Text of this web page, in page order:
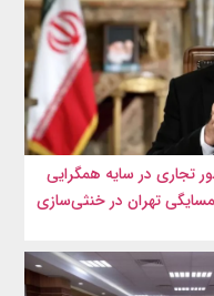
تجاری در سایه همگرایی
تهران در خنثی‌سازی